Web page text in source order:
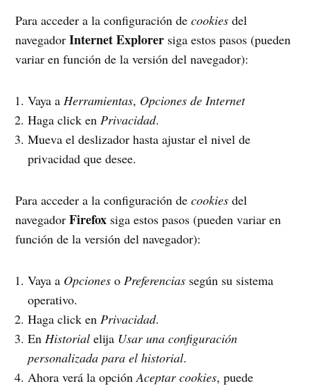
Para acceder a la configuración decookies del
navegadorInternet Explorer siga estos pasos (pueden
variar en función de la versión del navegador):
Vaya a Herramientas, Opciones de Internet
Haga click en Privacidad.
Mueva el deslizador hasta ajustar el nivel de
privacidad que desee.
Para acceder a la configuración decookies del
navegadorFirefox siga estos pasos (pueden variar en
función de la versión del navegador):
Vaya a Opciones o Preferencias según su sistema
operativo.
Haga click en Privacidad.
En Historial elija Usar una configuración
personalizada para el historial.
Ahora verá la opciónAceptar cookies, puede